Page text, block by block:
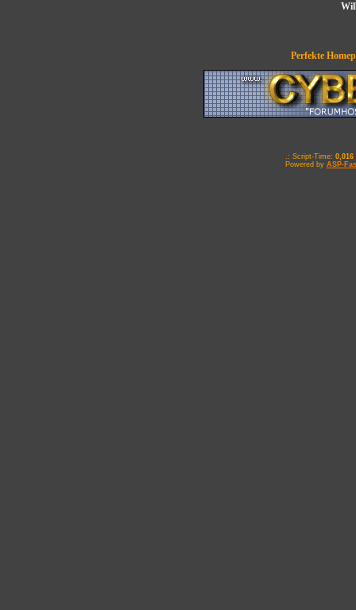
Perfekte
.: Script-Time: 0,016
Powered by ASP-